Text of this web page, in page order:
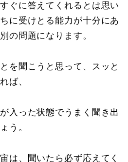
ぐに答えてくれるとは思い
に受けとる能力が十分にあ
の問題になります。
を聞こうと思って、スッと
ば、
入った状態でうまく聞き出
う。
は、聞いたら必ず応えてく